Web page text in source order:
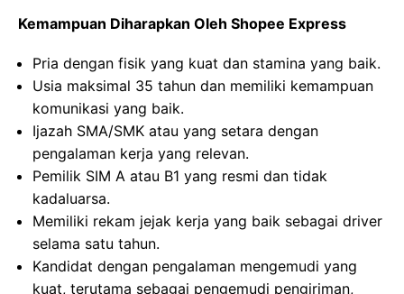
Kemampuan Diharapkan Oleh Shopee Express
Pria dengan fisik yang kuat dan stamina yang baik.
Usia maksimal 35 tahun dan memiliki kemampuan
komunikasi yang baik.
Ijazah SMA/SMK atau yang setara dengan
pengalaman kerja yang relevan.
Pemilik SIM A atau B1 yang resmi dan tidak
kadaluarsa.
Memiliki rekam jejak kerja yang baik sebagai driver
selama satu tahun.
Kandidat dengan pengalaman mengemudi yang
kuat, terutama sebagai pengemudi pengiriman,